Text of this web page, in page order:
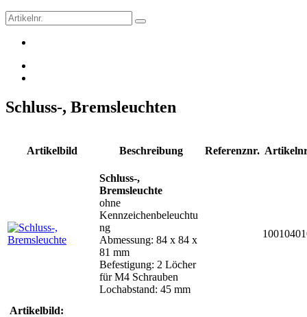
Schluss-, Bremsleuchten
Artikelbild Beschreibung Referenznr.
Schluss-,
Bremsleuchte
ohne
Kennzeichenbeleuchtu
ng
Abmessung: 84 x 84 x
81 mm
Befestigung: 2 Löcher
für M4 Schrauben
Lochabstand: 45 mm
Artikelbild: